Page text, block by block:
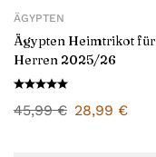
ÄGYPTEN
Ägypten Heimtrikot für
Herren 2025/26
45,99€ 28,99 €